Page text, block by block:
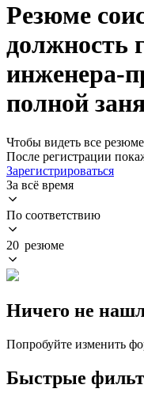
Резюме
должность
инженера-
полной
Чтобы видеть все
После регистрации
Зарегистрироваться
За всё время
По соответствию
20 резюме
Ничего не
Попробуйте изменить
Быстрые